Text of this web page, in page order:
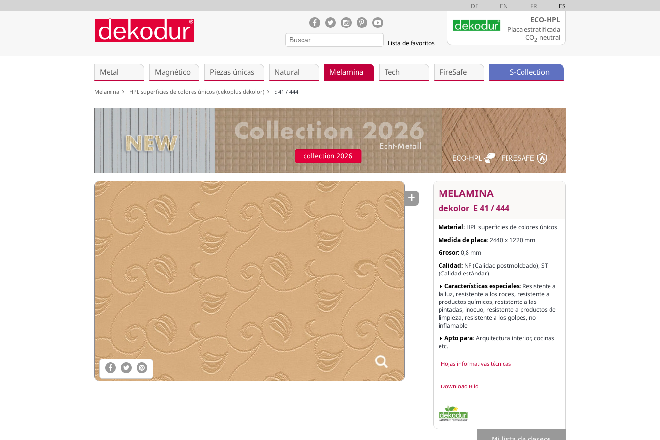
DE EN FR ES
Lista de favoritos
ECO-HPL
Placa estratificada
CO2-neutral
Metal Magnético Piezas únicas Natural Melamina Tech FireSafe S-Collection
Melamina HPL superficies de colores únicos (dekoplus dekolor) E 41 / 444
MELAMINA
dekolor E 41 / 444
Material: HPL superficies de colores únicos
Medida de placa:2440 x 1220 mm
Grosor:0,8 mm
Calidad: NF (Calidad postmoldeado), ST
(Calidad estándar)
Características especiales: Resistente a
la luz, resistente a los roces, resistente a
productos químicos, resistente a las
pintadas, inocuo, resistente a productos de
limpieza, resistente a los golpes, no
inflamable
Apto para:Arquitectura interior, cocinas
etc.
Hojas informativas técnicas
Download Bild